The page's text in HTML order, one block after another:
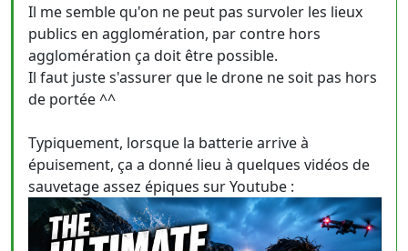
Il me semble qu'on ne peut pas survoler les lieux
publics en agglomération, par contre hors
agglomération ça doit être possible.
Il faut juste s'assurer que le drone ne soit pas hors
de portée ^^
Typiquement, lorsque la batterie arrive à
épuisement, ça a donné lieu à quelques vidéos de
sauvetage assez épiques sur Youtube :